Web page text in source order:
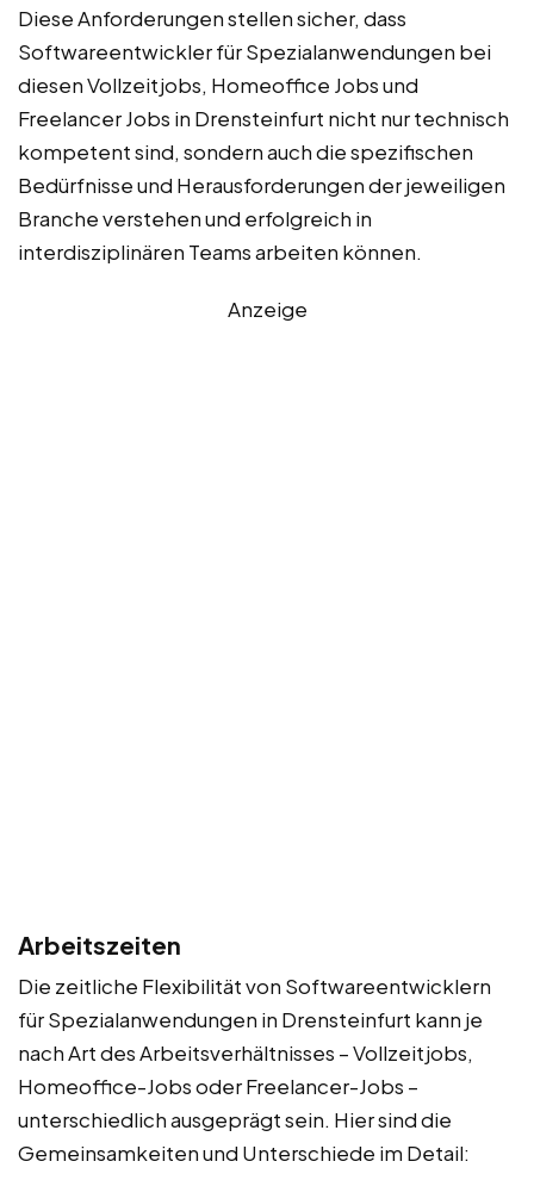
Diese Anforderungen stellen sicher, dass
Softwareentwickler für Spezialanwendungen bei
diesen Vollzeitjobs, Homeoffice Jobs und
Freelancer Jobs in Drensteinfurt nicht nur technisch
kompetent sind, sondern auch die spezifischen
Bedürfnisse und Herausforderungen der jeweiligen
Branche verstehen und erfolgreich in
interdisziplinären Teams arbeiten können.
Anzeige
Arbeitszeiten
Die zeitliche Flexibilität von Softwareentwicklern
für Spezialanwendungen in Drensteinfurt kann je
nach Art des Arbeitsverhältnisses – Vollzeitjobs,
Homeoffice-Jobs oder Freelancer-Jobs –
unterschiedlich ausgeprägt sein. Hier sind die
Gemeinsamkeiten und Unterschiede im Detail: